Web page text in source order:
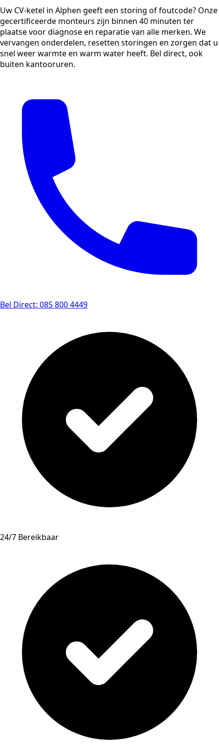
Uw CV-ketel in Alphen geeft een storing of foutcode? Onze
gecertificeerde monteurs zijn binnen 40 minuten ter
plaatse voor diagnose en reparatie van alle merken. We
vervangen onderdelen, resetten storingen en zorgen dat u
snel weer warmte en warm water heeft. Bel direct, ook
buiten kantooruren.
Bel Direct: 085 800 4449
24/7 Bereikbaar